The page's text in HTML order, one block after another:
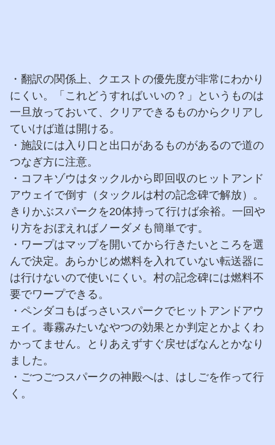
・翻訳の関係上、クエストの優先度が非常にわかり
にくい。「これどうすればいいの？」というものは
一旦放っておいて、クリアできるものからクリアし
ていけば道は開ける。
・施設には入り口と出口があるものがあるので道の
つなぎ方に注意。
・コフキゾウはタックルから即回収のヒットアンド
アウェイで倒す（タックルは村の記念碑で解放）。
きりかぶスパークを20体持って行けば余裕。一回や
り方をおぼえればノーダメも簡単です。
・ワープはマップを開いてから行きたいところを選
んで決定。あらかじめ燃料を入れていない転送器に
は行けないので使いにくい。村の記念碑には燃料不
要でワープできる。
・ペンダコもばっさいスパークでヒットアンドアウ
ェイ。毒霧みたいなやつの効果とか判定とかよくわ
かってません。とりあえずすぐ戻せばなんとかなり
ました。
・ごつごつスパークの神殿へは、はしごを作って行
く。